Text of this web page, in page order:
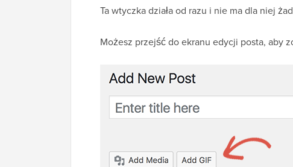
Ta wtyczka działa od razu i nie ma dla niej
Możesz przejść do ekranu edycji posta, aby